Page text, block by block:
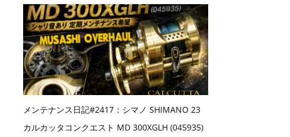
メンテナンス日記#2417：シマノ SHIMANO 23
カルカッタコンクエスト MD 300XGLH (045935)